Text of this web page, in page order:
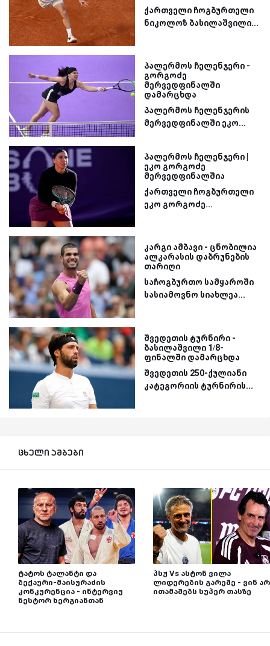
ქართველი ჩოგბურთელი
ნიკოლოზ ბასილაშვილი...
პალერმოს ჩელენჯერი -
გორგოძე
მერვედფინალში
დამარცხდა
პალერმოს ჩელენჯერის
მერვედფინალში ეკო...
პალერმოს ჩელენჯერი |
ეკო გორგოძე
მერვედფინალშია
ქართველი ჩოგბურთელი
ეკო გორგოძე...
კარგი ამბავი - ცნობილია
ალკარასის დაბრუნების
თარიღი
საჩოგბურთო სამყაროში
სასიამოვნო სიახლეა...
შვედეთის ტურნირი -
ბასილაშვილი 1/8-
ფინალში დამარცხდა
შვედეთის 250-ქულიანი
კატეგორიის ტურნირის...
ცხელი ამბები
ტატოს ტალანტი და
ბექაური-მაისურაძის
კონკურენცია - ინტერვიუ
ნესტორ ხერგიანთან
პსჟ Vs ასტონ ვილა
ლიდერების გარეშე - ვინ არ
ითამაშებს სუპერ თასზე